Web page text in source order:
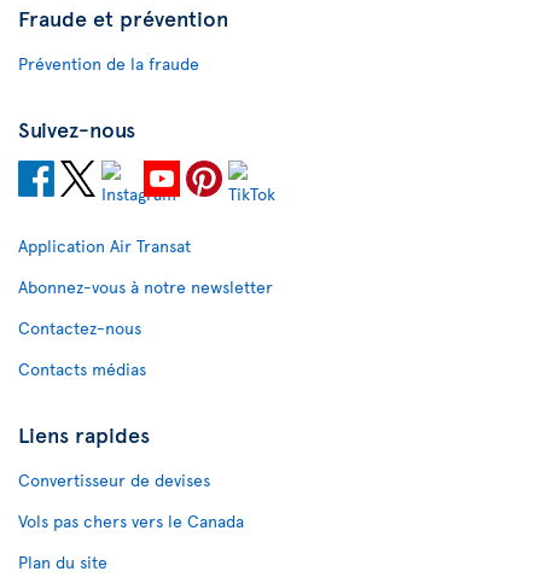
Fraude et prévention
Prévention de la fraude
Suivez-nous
Application Air Transat
Abonnez-vous à notre newsletter
Contactez-nous
Contacts médias
Liens rapides
Convertisseur de devises
Vols pas chers vers le Canada
Plan du site